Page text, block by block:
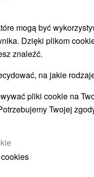
Tobias Liptovský
v peknom prostredí Jánskej
Ján, disponuje dvomi
mogą być
Dzięki plikom
znaleźć.
na jakie
pliki cookie na
Twojej